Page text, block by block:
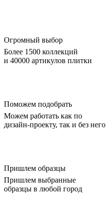
Огромный выбор
Более 1500 коллекций
и 40000 артикулов плитки
Поможем подобрать
Можем работать как по
дизайн-проекту, так и без него
Пришлем образцы
Пришлем выбранные
образцы в любой город